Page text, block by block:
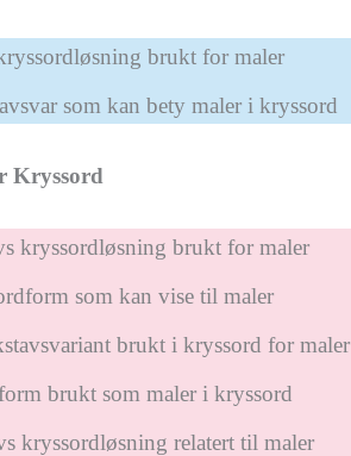
brukt for maler
som kan bety maler i kryssord
Kryssord
kryssordløsning brukt for maler
som kan vise til maler
brukt i kryssord for maler
brukt som maler i kryssord
kryssordløsning relatert til maler